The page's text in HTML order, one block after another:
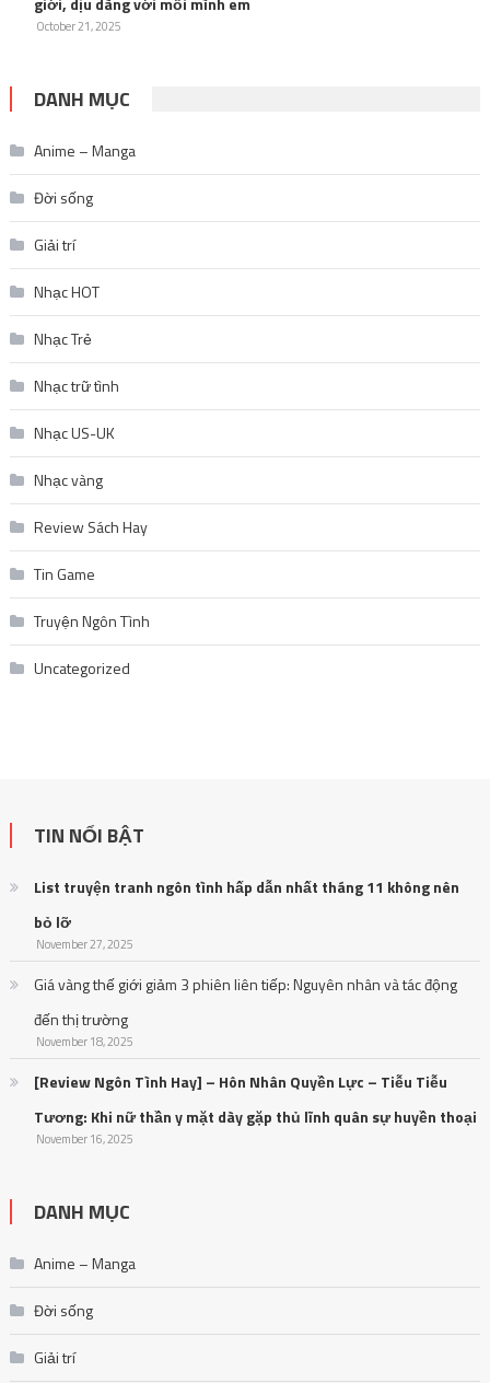
October 21, 2025
DANH MỤC
Anime – Manga
Đời sống
Giải trí
Nhạc HOT
Nhạc Trẻ
Nhạc trữ tình
Nhạc US-UK
Nhạc vàng
Review Sách Hay
Tin Game
Truyện Ngôn Tình
Uncategorized
TIN NỔI BẬT
List truyện tranh ngôn tình hấp dẫn nhất tháng 11 không nên
bỏ lỡ
November 27, 2025
Giá vàng thế giới giảm 3 phiên liên tiếp: Nguyên nhân và tác động
đến thị trường
November 18, 2025
[Review Ngôn Tình Hay] – Hôn Nhân Quyền Lực – Tiễu Tiễu
Tương: Khi nữ thần y mặt dày gặp thủ lĩnh quân sự huyền thoại
November 16, 2025
DANH MỤC
Anime – Manga
Đời sống
Giải trí